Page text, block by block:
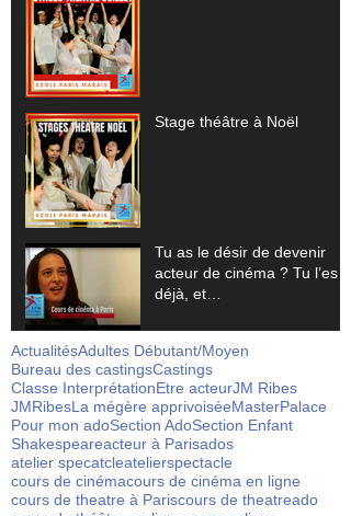
Stage théâtre à Noël
Tu as le désir de devenir
acteur de cinéma ? Tu l’es
déjà, et…
ActualitésAdultes Débutant/Moyen
Bureau des castingsCastings
Classe InterprétationEtre acteurJM Ribes
JMRibesLa mégère apprivoiséeMasterPalace
Pour mon adoSection AdoSection Enfant
Shakespeareacteur à Parisados
atelier specatcleatelierspectacle
cours de cinémacours de cinéma en ligne
cours de theatre à Pariscours de theatreado